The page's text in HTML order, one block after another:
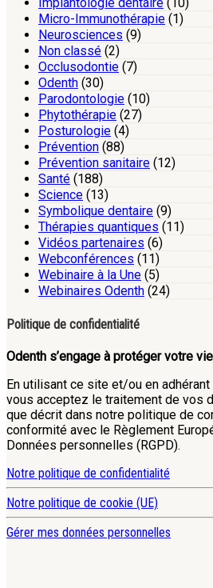
Micro-Immunothérapie (1)
Neurosciences (9)
Non classé (2)
Occlusodontie (7)
Odenth (30)
Parodontologie (10)
Phytothérapie (27)
Posturologie (4)
Prévention (88)
Prévention sanitaire (12)
Santé (188)
Science (13)
Symbolique dentaire (9)
Thérapies quantiques (11)
Vidéos partenaires (6)
Webconférences (11)
Webinaire à la Une (5)
Webinaires Odenth (24)
Politique de confidentialité
Odenth s’engage à protéger votre
En utilisant ce site et/ou en
vous acceptez le traitement de vos
que décrit dans notre politique de
conformité avec le Règlement
Données personnelles (RGPD).
Notre politique de confidentialité
Notre politique de cookie (UE)
Gérer mes données personnelles